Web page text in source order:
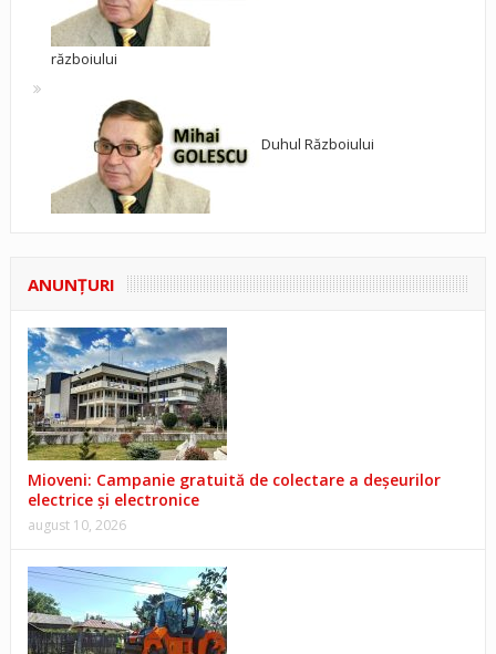
războiului
Duhul Războiului
ANUNŢURI
Mioveni: Campanie gratuită de colectare a deșeurilor
electrice și electronice
august 10, 2026